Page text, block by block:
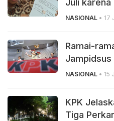
Juli karena
NASIONAL • 17
Ramai-
Jampidsus
NASIONAL • 15
KPK
Tiga